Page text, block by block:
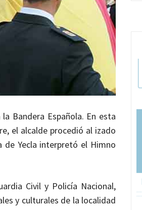
Bandera Española. En esta
el alcalde procedió al izado
de Yecla interpretó el Himno
Civil y Policía Nacional,
y culturales de la localidad